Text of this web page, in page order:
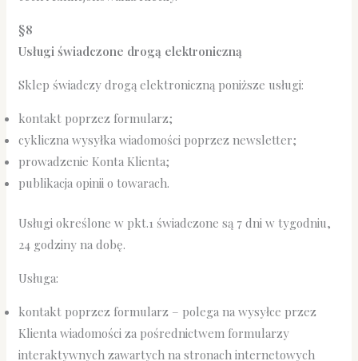
§8
Usługi świadczone drogą elektroniczną
Sklep świadczy drogą elektroniczną poniższe usługi:
kontakt poprzez formularz;
cykliczna wysyłka wiadomości poprzez newsletter;
prowadzenie Konta Klienta;
publikacja opinii o towarach.
Usługi określone w pkt.1 świadczone są 7 dni w tygodniu,
24 godziny na dobę.
Usługa:
kontakt poprzez formularz – polega na wysyłce przez
Klienta wiadomości za pośrednictwem formularzy
interaktywnych zawartych na stronach internetowych